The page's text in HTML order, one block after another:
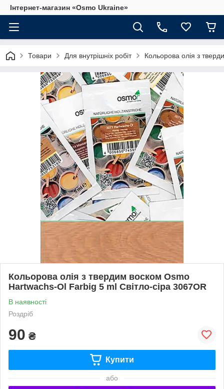
Інтернет-магазин «Osmo Ukraine»
Товари Для внутрішніх робіт Кольорова олія з
Кольорова олія з твердим воском Osmo
Hartwachs-Ol Farbig 5 ml Світло-сіра 3067OR
В наявності
Роздріб
90 ₴
Купити
або